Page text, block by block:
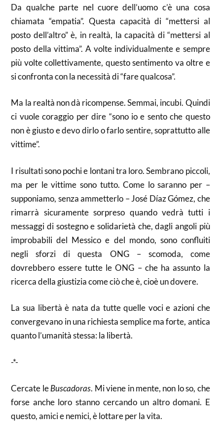
Da qualche parte nel cuore dell’uomo c’è una cosa
chiamata “empatia”. Questa capacità di “mettersi al
posto dell’altro” è, in realtà, la capacità di “mettersi al
posto della vittima”. A volte individualmente e sempre
più volte collettivamente, questo sentimento va oltre e
si confronta con la necessità di “fare qualcosa”.
Ma la realtà non dà ricompense. Semmai, incubi. Quindi
ci vuole coraggio per dire “sono io e sento che questo
non è giusto e devo dirlo o farlo sentire, soprattutto alle
vittime”.
I risultati sono pochi e lontani tra loro. Sembrano piccoli,
ma per le vittime sono tutto. Come lo saranno per –
supponiamo, senza ammetterlo – José Díaz Gómez, che
rimarrà sicuramente sorpreso quando vedrà tutti i
messaggi di sostegno e solidarietà che, dagli angoli più
improbabili del Messico e del mondo, sono confluiti
negli sforzi di questa ONG – scomoda, come
dovrebbero essere tutte le ONG – che ha assunto la
ricerca della giustizia come ciò che è, cioè un dovere.
La sua libertà è nata da tutte quelle voci e azioni che
convergevano in una richiesta semplice ma forte, antica
quanto l’umanità stessa: la libertà.
-*-
Cercate leBuscadoras. Mi viene in mente, non lo so, che
forse anche loro stanno cercando un altro domani. E
questo, amici e nemici, è lottare per la vita.